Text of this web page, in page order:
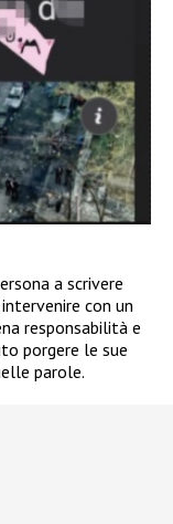
a scrivere
con un
responsabilità e
porgere le sue
parole.